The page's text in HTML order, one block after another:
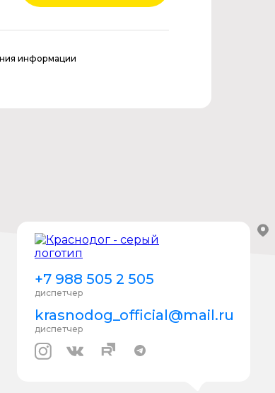
информации
+7 988 505 2 505
диспетчер
krasnodog_official@mail.ru
диспетчер